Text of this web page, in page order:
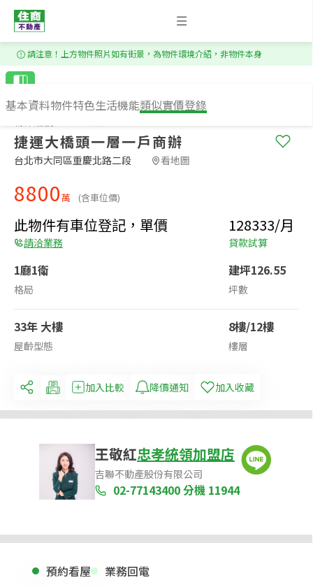
基本資料物件特色生活機能類似實價登錄
請注意！上方物件照片如有街景，為物件環境介紹，非物件本身
捷運大橋頭一層一戶商辦
台北市大同區重慶北路二段​ 看地圖
8800萬 (含車位價)
此物件有車位登記，單價
請洽業務
128333/月
貸款試算
1廳1衛
格局
建坪126.55
坪數
33年 大樓
屋齡型態
8樓/12樓
樓層
加入比較 降價通知 加入收藏
王敬紅忠孝統領加盟店
吉聯不動產股份有限公司
02-77143400分機 11944
預約看屋 業務回電